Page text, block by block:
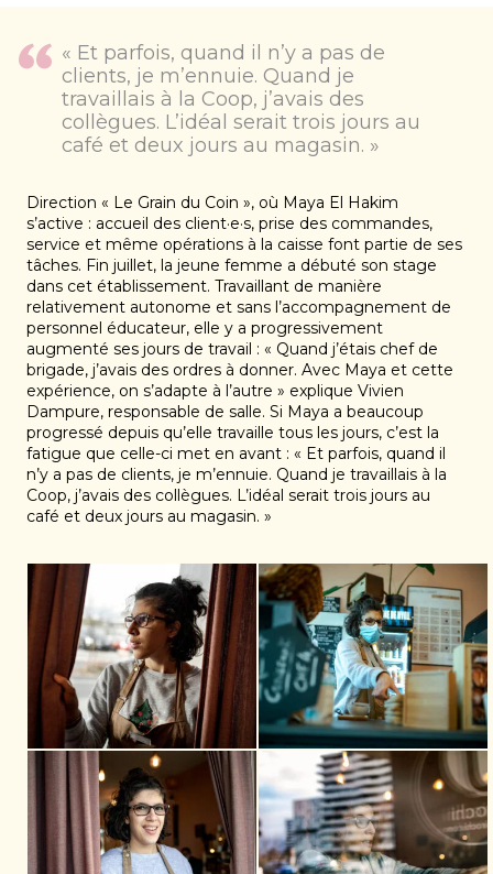
« Et parfois, quand il n’y a pas de
clients, je m’ennuie. Quand je
travaillais à la Coop, j’avais des
collègues. L’idéal serait trois jours au
café et deux jours au magasin. »
Direction « Le Grain du Coin », où Maya El Hakim
s’active : accueil des client·e·s, prise des commandes,
service et même opérations à la caisse font partie de ses
tâches. Fin juillet, la jeune femme a débuté son stage
dans cet établissement. Travaillant de manière
relativement autonome et sans l’accompagnement de
personnel éducateur, elle y a progressivement
augmenté ses jours de travail : « Quand j’étais chef de
brigade, j’avais des ordres à donner. Avec Maya et cette
expérience, on s’adapte à l’autre » explique Vivien
Dampure, responsable de salle. Si Maya a beaucoup
progressé depuis qu’elle travaille tous les jours, c’est la
fatigue que celle-ci met en avant : « Et parfois, quand il
n’y a pas de clients, je m’ennuie. Quand je travaillais à la
Coop, j’avais des collègues. L’idéal serait trois jours au
café et deux jours au magasin. »